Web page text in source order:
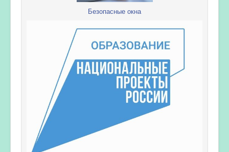
Безопасные окна